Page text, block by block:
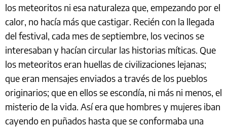
los meteoritos ni esa naturaleza que, empezando por el
calor, no hacía más que castigar. Recién con la llegada
del festival, cada mes de septiembre, los vecinos se
interesaban y hacían circular las historias míticas. Que
los meteoritos eran huellas de civilizaciones lejanas;
que eran mensajes enviados a través de los pueblos
originarios; que en ellos se escondía, ni más ni menos, el
misterio de la vida. Así era que hombres y mujeres iban
cayendo en puñados hasta que se conformaba una